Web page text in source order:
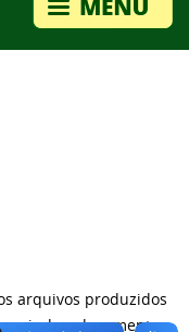
arquivos produzidos
documentos